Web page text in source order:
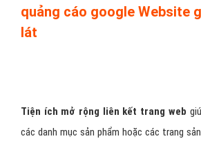
quảng cáo google Website
lát
Tiện ích mở rộng liên kết trang web
các danh mục sản phẩm hoặc các trang